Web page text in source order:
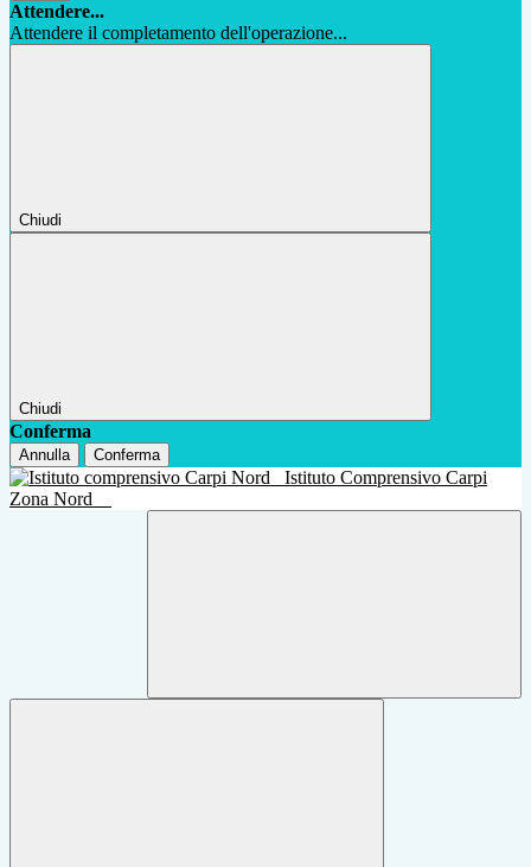
Attendere...
Attendere il completamento dell'operazione...
Chiudi
Chiudi
Conferma
Annulla Conferma
Istituto Comprensivo Carpi
Zona Nord